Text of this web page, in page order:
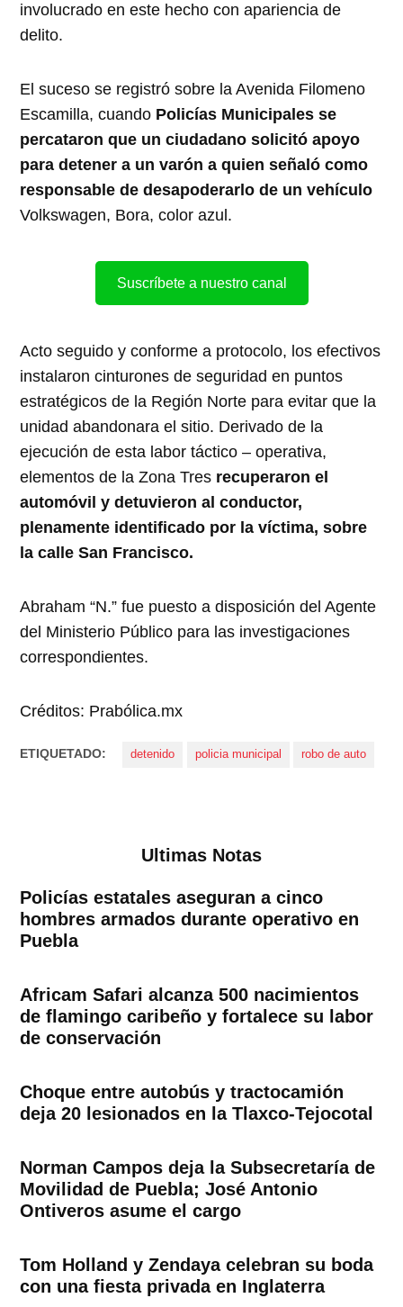
involucrado en este hecho con apariencia de
delito.
El suceso se registró sobre la Avenida Filomeno
Escamilla, cuando Policías Municipales se
percataron que un ciudadano solicitó apoyo
para detener a un varón a quien señaló como
responsable de desapoderarlo de un vehículo
Volkswagen, Bora, color azul.
Suscríbete a nuestro canal
Acto seguido y conforme a protocolo, los efectivos
instalaron cinturones de seguridad en puntos
estratégicos de la Región Norte para evitar que la
unidad abandonara el sitio. Derivado de la
ejecución de esta labor táctico – operativa,
elementos de la Zona Tres recuperaron el
automóvil y detuvieron al conductor,
plenamente identificado por la víctima, sobre
la calle San Francisco.
Abraham “N.” fue puesto a disposición del Agente
del Ministerio Público para las investigaciones
correspondientes.
Créditos: Prabólica.mx
ETIQUETADO: detenido policia municipal robo de auto
Ultimas Notas
Policías estatales aseguran a cinco
hombres armados durante operativo en
Puebla
Africam Safari alcanza 500 nacimientos
de flamingo caribeño y fortalece su labor
de conservación
Choque entre autobús y tractocamión
deja 20 lesionados en la Tlaxco-Tejocotal
Norman Campos deja la Subsecretaría de
Movilidad de Puebla; José Antonio
Ontiveros asume el cargo
Tom Holland y Zendaya celebran su boda
con una fiesta privada en Inglaterra